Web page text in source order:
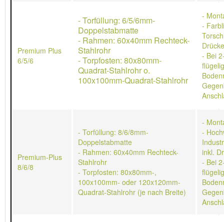
Premium Plus
6/5/6
- Torfüllung: 6/5/6mm-
Doppelstabmatte
- Rahmen: 60x40mm Rechteck-
Stahlrohr
- Torpfosten: 80x80mm-
Quadrat-Stahlrohr o.
100x100mm-Quadrat-Stahlrohr
-
-
- Bei
Premium-Plus
8/6/8
- Torfüllung: 8/6/8mm-
Doppelstabmatte
- Rahmen: 60x40mm Rechteck-
Stahlrohr
- Torpfosten: 80x80mm-,
100x100mm- oder 120x120mm-
Quadrat-Stahlrohr (je nach Breite)
-
-
inkl.
- Bei